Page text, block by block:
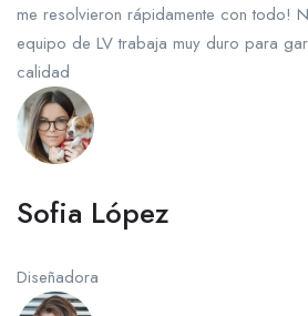
me resolvieron rápidamente con todo!
equipo de LV trabaja muy duro para
calidad
Sofia López
Diseñadora